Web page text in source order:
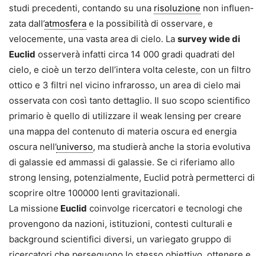
studi precedenti, contan­do su una risoluzione non influen­
zata dall’atmosfera e la possibilità di osservare, e
velocemente, una vasta area di cielo. La survey wide di
Euclid osserverà infatti circa 14 000 gradi quadrati del
cielo, e cioè un terzo dell’intera volta celeste, con un filtro
ottico e 3 filtri nel vicino infrarosso, un area di cielo mai
osservata con così tanto dettaglio. Il suo scopo scientifico
primario è quello di utilizzare il weak lensing per creare
una mappa del contenuto di materia oscura ed energia
oscura nell’universo, ma studierà anche la storia evolutiva
di galassie ed ammassi di galassie. Se ci riferiamo allo
strong lensing, potenzialmente, Euclid potrà permetterci di
scoprire oltre 100000 lenti gravitazionali.
La missione Euclid coinvolge ricer­catori e tecnologi che
provengono da nazioni, istituzioni, contesti culturali e
background scientifi­ci diversi, un variegato gruppo di